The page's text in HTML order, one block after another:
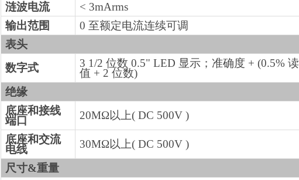
涟波电流
< 3mArms
输出范围
0 至额定电流连续可调
表头
数字式
3 1/2 位数 0.5" LED 显示；准确度 + (0.5% 读
值 + 2 位数)
绝缘
底座和接线
端口
20MΩ以上( DC 500V )
底座和交流
电线
30MΩ以上( DC 500V )
尺寸&重量